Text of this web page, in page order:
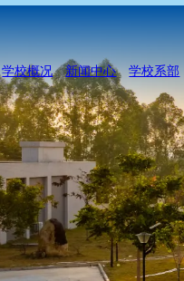
学校概况 新闻中心 学校系部